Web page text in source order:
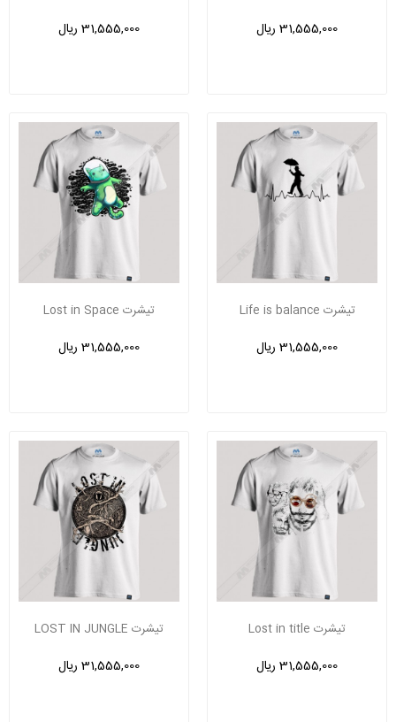
31,555,000 ریال 31,555,000 ریال
تیشرت Life is balance
31,555,000 ریال
تیشرت Lost in Space
31,555,000 ریال
تیشرت Lost in title
31,555,000 ریال
تیشرت LOST IN JUNGLE
31,555,000 ریال